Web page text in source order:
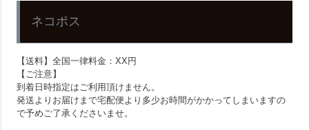
ネコポス
【送料】全国一律料金：XX円
【ご注意】
到着日時指定はご利用頂けません。
発送よりお届けまで宅配便より多少お時間がかかってしまいますの
で予めご了承くださいませ。